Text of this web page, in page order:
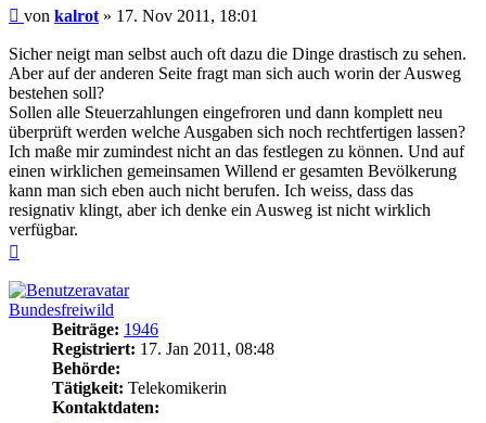
Beitrag
von kalrot » 17. Nov 2011, 18:01
Sicher neigt man selbst auch oft dazu die Dinge drastisch zu sehen.
Aber auf der anderen Seite fragt man sich auch worin der Ausweg
bestehen soll?
Sollen alle Steuerzahlungen eingefroren und dann komplett neu
überprüft werden welche Ausgaben sich noch rechtfertigen lassen?
Ich maße mir zumindest nicht an das festlegen zu können. Und auf
einen wirklichen gemeinsamen Willend er gesamten Bevölkerung
kann man sich eben auch nicht berufen. Ich weiss, dass das
resignativ klingt, aber ich denke ein Ausweg ist nicht wirklich
verfügbar.
Bundesfreiwild
Beiträge: 1946
Registriert: 17. Jan 2011, 08:48
Behörde:
Tätigkeit: Telekomikerin
Kontaktdaten: